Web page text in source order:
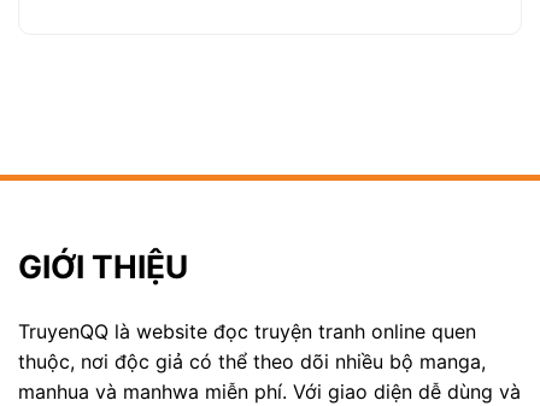
GIỚI THIỆU
TruyenQQ là website đọc truyện tranh online quen
thuộc, nơi độc giả có thể theo dõi nhiều bộ manga,
manhua và manhwa miễn phí. Với giao diện dễ dùng và